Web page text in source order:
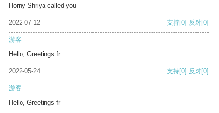
Horny Shriya called you
2022-07-12 支持[0] 反对[0]
游客
Hello, Greetings fr
2022-05-24 支持[0] 反对[0]
游客
Hello, Greetings fr